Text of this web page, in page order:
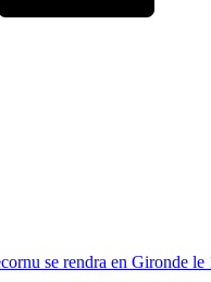
se rendra en Gironde le